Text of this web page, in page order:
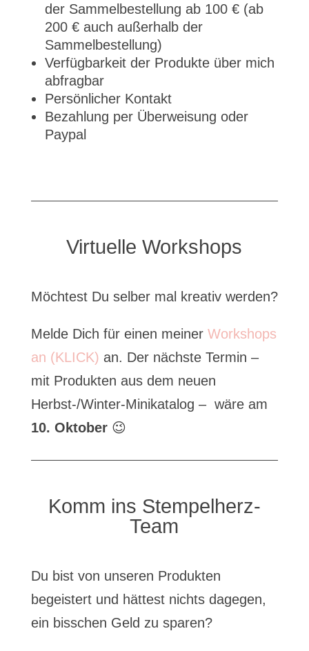
der Sammelbestellung ab 100 € (ab
200 € auch außerhalb der
Sammelbestellung)
Verfügbarkeit der Produkte über mich
abfragbar
Persönlicher Kontakt
Bezahlung per Überweisung oder
Paypal
Virtuelle Workshops
Möchtest Du selber mal kreativ werden?
Melde Dich für einen meiner Workshops
an (KLICK) an. Der nächste Termin –
mit Produkten aus dem neuen
Herbst-/Winter-Minikatalog – wäre am
10. Oktober😉
Komm ins Stempelherz-
Team
Du bist von unseren Produkten
begeistert und hättest nichts dagegen,
ein bisschen Geld zu sparen?